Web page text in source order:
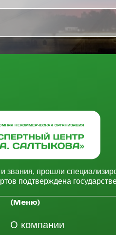
прошли
подтверждена
(Меню)
О компании